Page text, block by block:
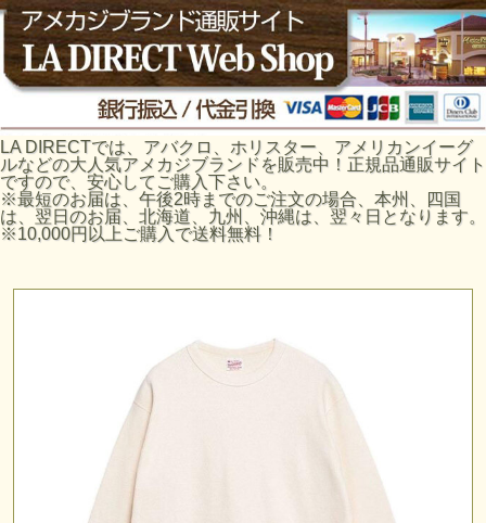
LA DIRECTでは、アバクロ、ホリスター、アメリカンイーグ
ルなどの大人気アメカジブランドを販売中！正規品通販サイト
ですので、安心してご購入下さい。
※最短のお届は、午後2時までのご注文の場合、本州、四国
は、翌日のお届、北海道、九州、沖縄は、翌々日となります。
※10,000円以上ご購入で送料無料！